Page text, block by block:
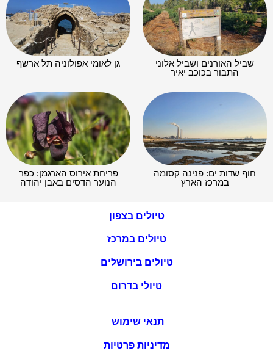
שביל האורנים ושביל אלוני
התבור בכוכב יאיר
גן לאומי אפולוניה תל ארשף
חוף שדות ים: פנינה קסומה
במרכז הארץ
פריחת אירוס הארגמן: כפר
הנוער הדסים באבן יהודה
טיולים בצפון
טיולים במרכז
טיולים בירושלים
טיולי בדרום
תנאי שימוש
מדיניות פרטיות